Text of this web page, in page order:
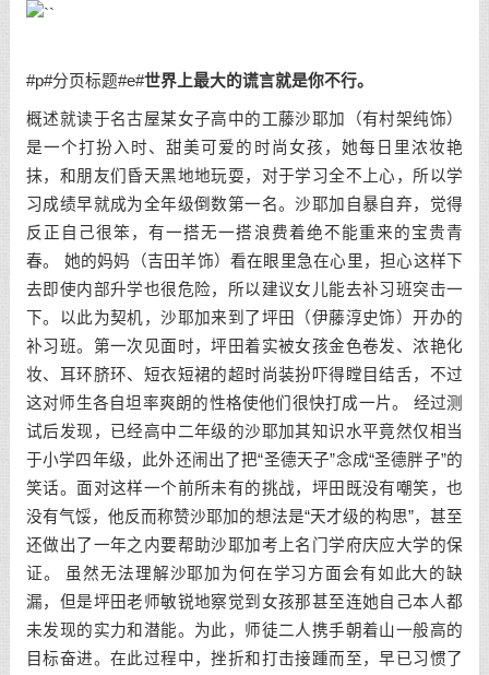
#p#分页标题#e#世界上最大的谎言就是你不行。
概述就读于名古屋某女子高中的工藤沙耶加（有村架纯饰）
是一个打扮入时、甜美可爱的时尚女孩，她每日里浓妆艳
抹，和朋友们昏天黑地地玩耍，对于学习全不上心，所以学
习成绩早就成为全年级倒数第一名。沙耶加自暴自弃，觉得
反正自己很笨，有一搭无一搭浪费着绝不能重来的宝贵青
春。 她的妈妈（吉田羊饰）看在眼里急在心里，担心这样下
去即使内部升学也很危险，所以建议女儿能去补习班突击一
下。以此为契机，沙耶加来到了坪田（伊藤淳史饰）开办的
补习班。第一次见面时，坪田着实被女孩金色卷发、浓艳化
妆、耳环脐环、短衣短裙的超时尚装扮吓得瞠目结舌，不过
这对师生各自坦率爽朗的性格使他们很快打成一片。 经过测
试后发现，已经高中二年级的沙耶加其知识水平竟然仅相当
于小学四年级，此外还闹出了把“圣德天子”念成“圣德胖子”的
笑话。面对这样一个前所未有的挑战，坪田既没有嘲笑，也
没有气馁，他反而称赞沙耶加的想法是“天才级的构思”，甚至
还做出了一年之内要帮助沙耶加考上名门学府庆应大学的保
证。 虽然无法理解沙耶加为何在学习方面会有如此大的缺
漏，但是坪田老师敏锐地察觉到女孩那甚至连她自己本人都
未发现的实力和潜能。为此，师徒二人携手朝着山一般高的
目标奋进。在此过程中，挫折和打击接踵而至，早已习惯了